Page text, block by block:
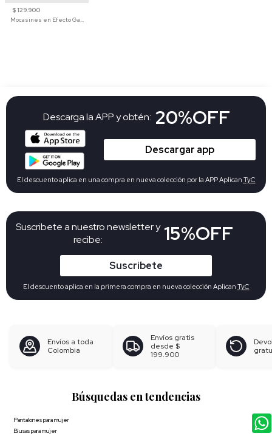
$ 129.900
Suscribete a nuestro newsletter y
recibe:
15%OFF
Suscribete
El descuento aplica en la primera compra en nueva colección Aplican TyC
Descarga la APP y obtén: 20%OFF
Descargar app
El descuento aplica en una compra en nueva colección por la APP Aplican TyC
Envíos a toda
Colombia
Envíos gratis
desde $
199.900
Búsquedas en tendencias
Pantalones para mujer
Blusas para mujer